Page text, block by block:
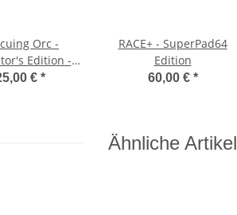
Orc -
Edition -
Diskette
€ *
RACE+ - SuperPad64
Edition
60,00 € *
Ähnliche Artikel